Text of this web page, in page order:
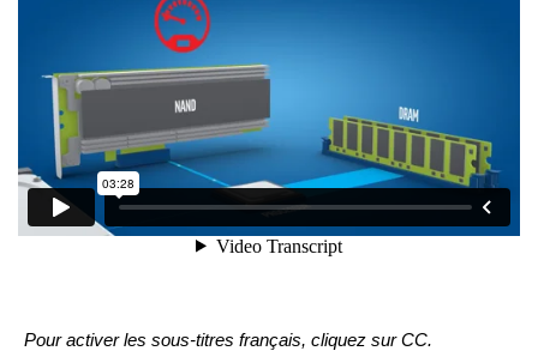
Pour activer les sous-titres français, cliquez sur CC.